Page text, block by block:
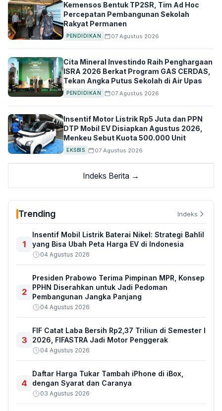
Kemensos Bentuk TP2SR, Tim Ad Hoc
Percepatan Pembangunan Sekolah
Rakyat Permanen
PENDIDIKAN 07 Agustus 2026
Cita Mineral Investindo Raih Penghargaan
ISRA 2026 Berkat Program GAS CERDAS,
Tekan Angka Putus Sekolah di Air Upas
PENDIDIKAN 07 Agustus 2026
Insentif Motor Listrik Rp5 Juta dan PPN
DTP Mobil EV Disiapkan Agustus 2026,
Menkeu Sebut Kuota 500.000 Unit
EKSBIS 07 Agustus 2026
Indeks Berita →
Trending Indeks
1
Insentif Mobil Listrik Baterai Nikel: Strategi Bahlil
yang Bisa Ubah Peta Harga EV di Indonesia
04 Agustus 2026
2
Presiden Prabowo Terima Pimpinan MPR, Konsep
PPHN Diserahkan untuk Jadi Pedoman
Pembangunan Jangka Panjang
04 Agustus 2026
3
FIF Catat Laba Bersih Rp2,37 Triliun di Semester I
2026, FIFASTRA Jadi Motor Penggerak
04 Agustus 2026
4
Daftar Harga Tukar Tambah iPhone di iBox,
dengan Syarat dan Caranya
03 Agustus 2026